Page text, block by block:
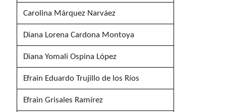
Carolina Márquez Narváez
Diana Lorena Cardona Montoya
Diana Yomali Ospina López
Efrain Eduardo Trujillo de los Ríos
Efrain Grisales Ramírez